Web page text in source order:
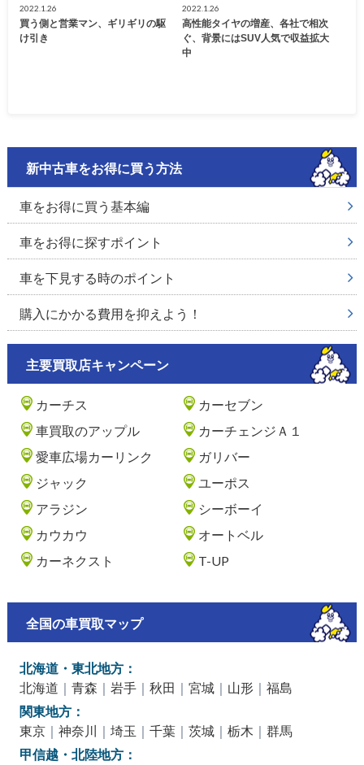
2022.1.26
買う側と営業マン、ギリギリの駆
け引き
2022.1.26
高性能タイヤの増産、各社で相次
ぐ、背景にはSUV人気で収益拡大
中
新中古車をお得に買う方法
車をお得に買う基本編
車をお得に探すポイント
車を下見する時のポイント
購入にかかる費用を抑えよう！
主要買取店キャンペーン
カーチス
カーセブン
車買取のアップル
カーチェンジＡ１
愛車広場カーリンク
ガリバー
ジャック
ユーポス
アラジン
シーボーイ
カウカウ
オートベル
カーネクスト
T-UP
全国の車買取マップ
北海道・東北地方：
北海道 ｜ 青森 ｜ 岩手｜ 秋田 ｜ 宮城｜ 山形｜ 福島
関東地方：
東京｜ 神奈川 ｜ 埼玉 ｜ 千葉｜ 茨城｜ 栃木 ｜ 群馬
甲信越・北陸地方：